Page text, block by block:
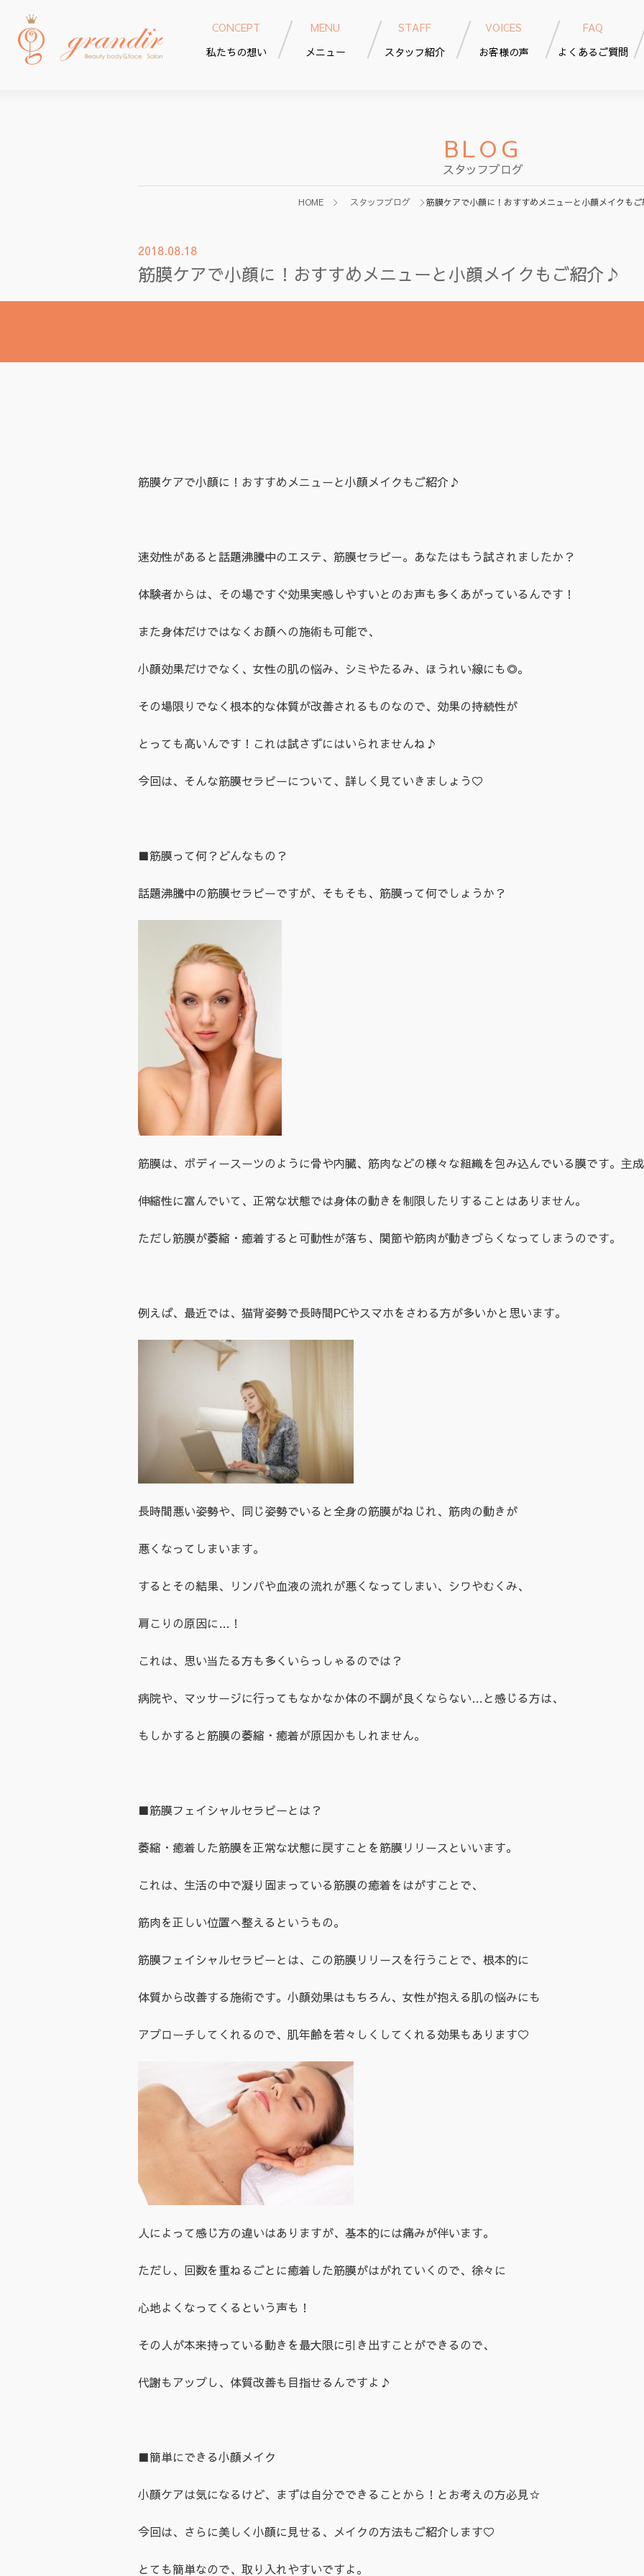
CONCEPT
私たちの想い
MENU
メニュー
STAFF
スタッフ紹介
VOICES
お客様の声
FAQ
よくあるご質問
BLOG
スタッフブログ
HOME スタッフブログ 筋膜ケアで小顔に！おすすめメニューと小顔メイクも
2018.08.18
筋膜ケアで小顔に！おすすめメニューと小顔メイクもご紹介♪
筋膜ケアで小顔に！おすすめメニューと小顔メイクもご紹介♪
速効性があると話題沸騰中のエステ、筋膜セラピー。あなたはもう試されましたか？
体験者からは、その場ですぐ効果実感しやすいとのお声も多くあがっているんです！
また身体だけではなくお顔への施術も可能で、
小顔効果だけでなく、女性の肌の悩み、シミやたるみ、ほうれい線にも◎。
その場限りでなく根本的な体質が改善されるものなので、効果の持続性が
とっても高いんです！これは試さずにはいられませんね♪
今回は、そんな筋膜セラピーについて、詳しく見ていきましょう♡
■筋膜って何？どんなもの？
話題沸騰中の筋膜セラピーですが、そもそも、筋膜って何でしょうか？
筋膜は、ボディースーツのように骨や内臓、筋肉などの様々な組織を包み込んでいる膜です。主成
伸縮性に富んでいて、正常な状態では身体の動きを制限したりすることはありません。
ただし筋膜が萎縮・癒着すると可動性が落ち、関節や筋肉が動きづらくなってしまうのです。
例えば、最近では、猫背姿勢で長時間PCやスマホをさわる方が多いかと思います。
長時間悪い姿勢や、同じ姿勢でいると全身の筋膜がねじれ、筋肉の動きが
悪くなってしまいます。
するとその結果、リンパや血液の流れが悪くなってしまい、シワやむくみ、
肩こりの原因に…！
これは、思い当たる方も多くいらっしゃるのでは？
病院や、マッサージに行ってもなかなか体の不調が良くならない…と感じる方は、
もしかすると筋膜の萎縮・癒着が原因かもしれません。
■筋膜フェイシャルセラピーとは？
萎縮・癒着した筋膜を正常な状態に戻すことを筋膜リリースといいます。
これは、生活の中で凝り固まっている筋膜の癒着をはがすことで、
筋肉を正しい位置へ整えるというもの。
筋膜フェイシャルセラピーとは、この筋膜リリースを行うことで、根本的に
体質から改善する施術です。小顔効果はもちろん、女性が抱える肌の悩みにも
アプローチしてくれるので、肌年齢を若々しくしてくれる効果もあります♡
人によって感じ方の違いはありますが、基本的には痛みが伴います。
ただし、回数を重ねるごとに癒着した筋膜がはがれていくので、徐々に
心地よくなってくるという声も！
その人が本来持っている動きを最大限に引き出すことができるので、
代謝もアップし、体質改善も目指せるんですよ♪
■簡単にできる小顔メイク
小顔ケアは気になるけど、まずは自分でできることから！とお考えの方必見☆
今回は、さらに美しく小顔に見せる、メイクの方法もご紹介します♡
とても簡単なので、取り入れやすいですよ。